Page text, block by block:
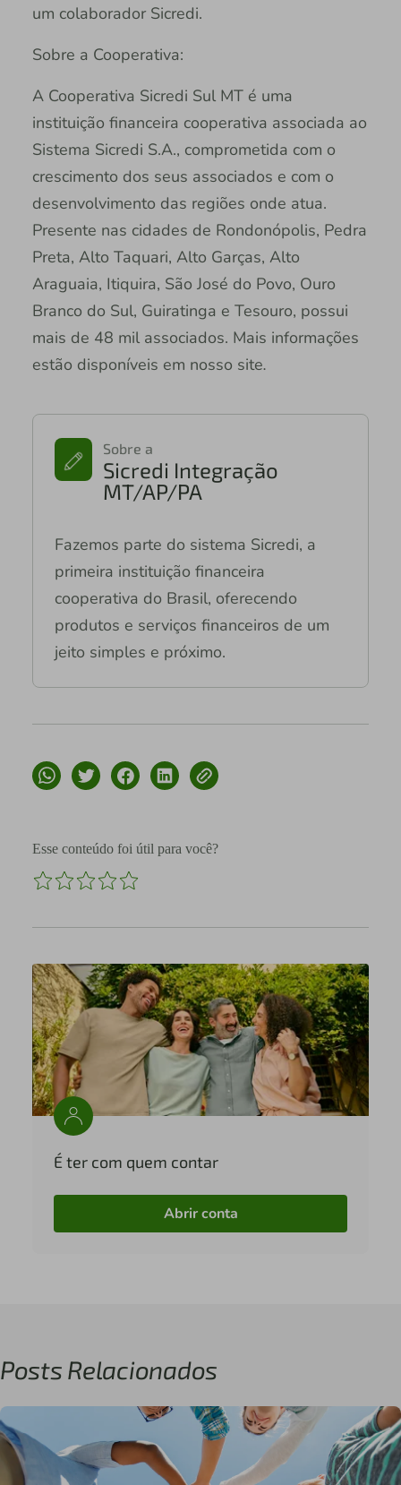
um colaborador Sicredi.
Sobre a Cooperativa:
A Cooperativa Sicredi Sul MT é uma
instituição financeira cooperativa associada ao
Sistema Sicredi S.A., comprometida com o
crescimento dos seus associados e com o
desenvolvimento das regiões onde atua.
Presente nas cidades de Rondonópolis, Pedra
Preta, Alto Taquari, Alto Garças, Alto
Araguaia, Itiquira, São José do Povo, Ouro
Branco do Sul, Guiratinga e Tesouro, possui
mais de 48 mil associados. Mais informações
estão disponíveis em nosso site.
Sobre a
Sicredi Integração
MT/AP/PA
Fazemos parte do sistema Sicredi, a
primeira instituição financeira
cooperativa do Brasil, oferecendo
produtos e serviços financeiros de um
jeito simples e próximo.
Esse conteúdo foi útil para você?
É ter com quem contar
Abrir conta
Posts Relacionados